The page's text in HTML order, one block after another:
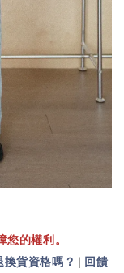
的權利。
換貨資格嗎？ 回饋